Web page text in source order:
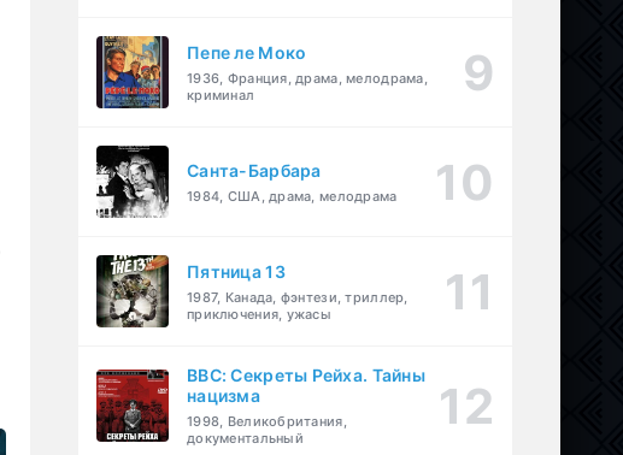
Пепе ле Моко
1936, Франция, драма, мелодрама,
криминал
Санта-Барбара
1984, США, драма, мелодрама
Пятница 13
1987, Канада, фэнтези, триллер,
приключения, ужасы
BBC: Секреты Рейха. Тайны
нацизма
1998, Великобритания,
документальный